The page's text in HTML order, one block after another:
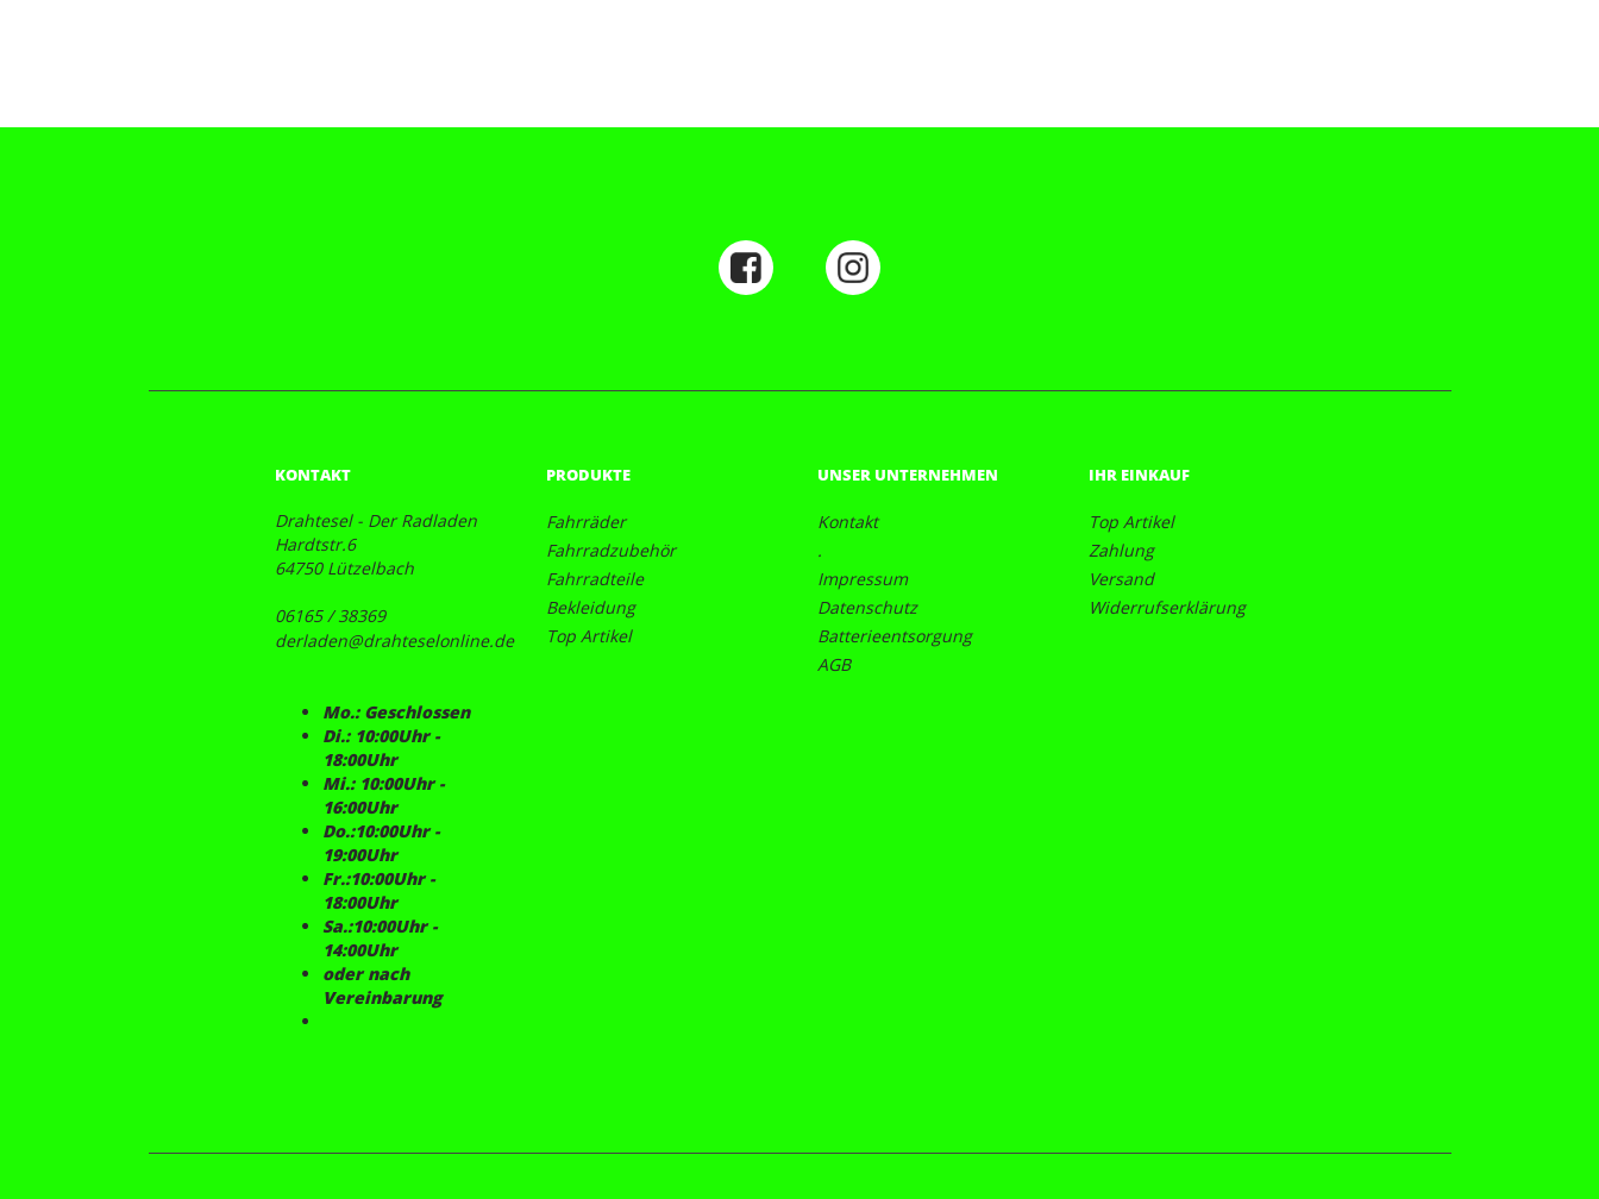
KONTAKT
Drahtesel - Der Radladen
Hardtstr.6
64750 Lützelbach
06165 / 38369
derladen@drahteselonline.de
Mo.: Geschlossen
Di.: 10:00Uhr -
18:00Uhr
Mi.: 10:00Uhr -
16:00Uhr
Do.:10:00Uhr -
19:00Uhr
Fr.:10:00Uhr -
18:00Uhr
Sa.:10:00Uhr -
14:00Uhr
oder nach
Vereinbarung
PRODUKTE
Fahrräder
Fahrradzubehör
Fahrradteile
Bekleidung
Top Artikel
UNSER UNTERNEHMEN
Kontakt
.
Impressum
Datenschutz
Batterieentsorgung
AGB
IHR EINKAUF
Top Artikel
Zahlung
Versand
Widerrufserklärung